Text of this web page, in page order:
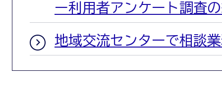
ー利用者アンケート調査
地域交流センターで相談